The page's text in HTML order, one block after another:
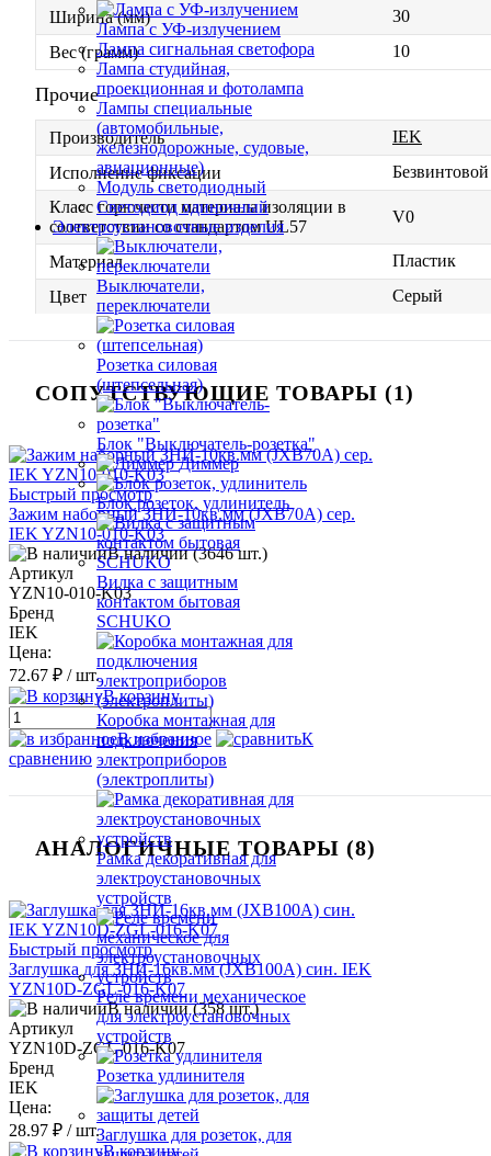
Лампа с УФ-излучением
Лампа сигнальная светофора
Лампа студийная,
проекционная и фотолампа
Лампы специальные
(автомобильные,
железнодорожные, судовые,
авиационные)
Модуль светодиодный
Светодиод одиночный
Электроустановочные изделия
Выключатели,
переключатели
Розетка силовая
(штепсельная)
Блок "Выключатель-розетка"
Диммер
Блок розеток, удлинитель
Вилка с защитным
контактом бытовая
SCHUKO
Коробка монтажная для
подключения
электроприборов
(электроплиты)
Рамка декоративная для
электроустановочных
устройств
Реле времени механическое
для электроустановочных
устройств
Розетка удлинителя
Заглушка для розеток, для
Ширина (мм)
30
Вес (грамм)
10
Прочие
Производитель
IEK
Исполнение фиксации
Класс горючести материала изоляции в
соответствии со стандартом UL57
V0
Материал
Пластик
Цвет
Серый
СОПУТСТВУЮЩИЕ ТОВАРЫ (1)
Быстрый просмотр
Зажим наборный ЗНИ-10кв.мм (JXB70А) сер.
IEK YZN10-010-K03
В наличии (3646 шт.)
Артикул
YZN10-010-K03
Бренд
IEK
Цена:
72.67 ₽ / шт.
В корзину
В избранное
К
сравнению
АНАЛОГИЧНЫЕ ТОВАРЫ (8)
Быстрый просмотр
Заглушка для ЗНИ-16кв.мм (JXB100А) син. IEK
YZN10D-ZGL-016-K07
В наличии (358 шт.)
Артикул
YZN10D-ZGL-016-K07
Бренд
IEK
Цена:
28.97 ₽ / шт.
В корзину